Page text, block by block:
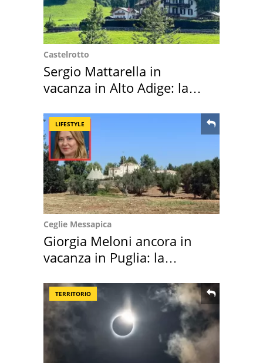
Castelrotto
Sergio Mattarella in
vacanza in Alto Adige: la
LIFESTYLE
Ceglie Messapica
Giorgia Meloni ancora in
vacanza in Puglia: la
TERRITORIO